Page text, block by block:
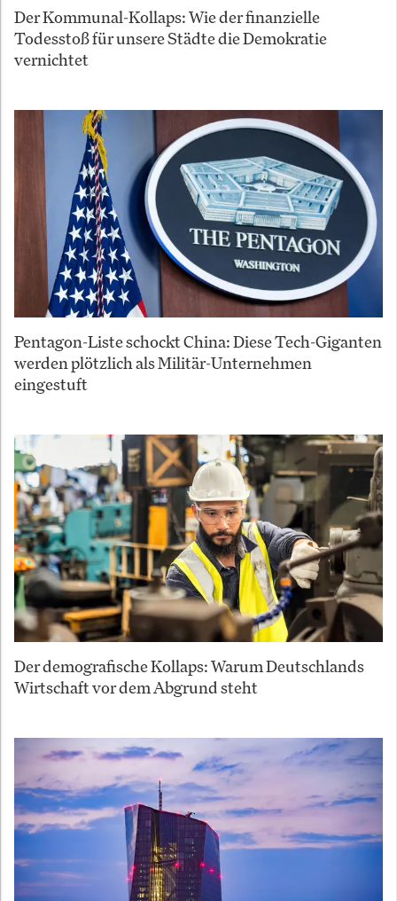
Der Kommunal-Kollaps: Wie der finanzielle
Todesstoß für unsere Städte die Demokratie
vernichtet
Pentagon-Liste schockt China: Diese Tech-Giganten
werden plötzlich als Militär-Unternehmen
eingestuft
Der demografische Kollaps: Warum Deutschlands
Wirtschaft vor dem Abgrund steht